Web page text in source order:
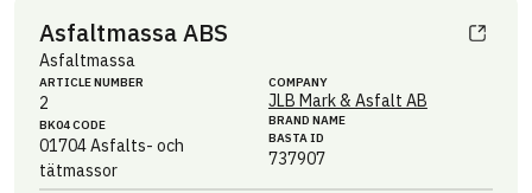
Asfaltmassa ABS
Asfaltmassa
ARTICLE NUMBER
2
BK04 CODE
01704Asfalts- och
tätmassor
COMPANY
JLB Mark & Asfalt AB
BRAND NAME
BASTA ID
737907